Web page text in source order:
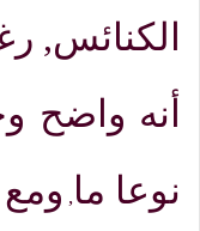
الكنائس,
أنه واضح
نوعا ما, ومع